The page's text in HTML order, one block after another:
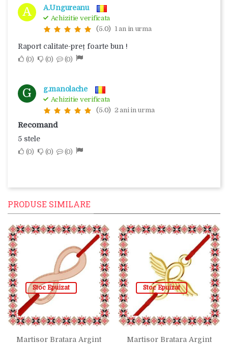
A A.Ungureanu
Achizitie verificata
(5.0) 1 an in urma
Raport calitate-preț foarte bun !
0 0 0
G g.manolache
Achizitie verificata
(5.0) 2 ani in urma
Recomand
5 stele
0 0 0
PRODUSE SIMILARE
Stoc Epuizat
Martisor Bratara Argint
Stoc Epuizat
Martisor Bratara Argint